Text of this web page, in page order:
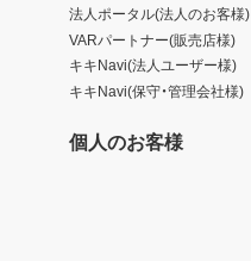
法人ポータル(法人のお客様)
VARパートナー(販売店様)
キキNavi(法人ユーザー様)
キキNavi(保守・管理会社様)
個人のお客様